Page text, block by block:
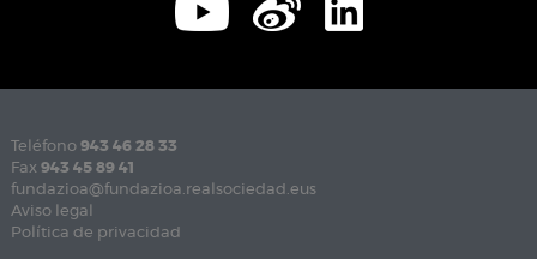
Teléfono 943 46 28 33
Fax 943 45 89 41
fundazioa@fundazioa.realsociedad.eus
Aviso legal
Política de privacidad